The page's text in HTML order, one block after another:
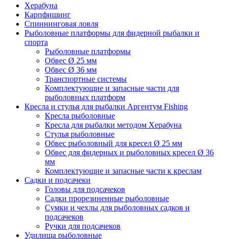
Херабуна
Карпфишинг
Спиннинговая ловля
Рыболовные платформы для фидерной рыбалки и
спорта
Рыболовные платформы
Обвес Ø 25 мм
Обвес Ø 36 мм
Транспортные системы
Комплектующие и запасные части для
рыболовных платформ
Кресла и стулья для рыбалки Аргентум Fishing
Кресла рыболовные
Кресла для рыбалки методом Херабуна
Стулья рыболовные
Обвес рыболовный для кресел Ø 25 мм
Обвес для фидерных и рыболовных кресел Ø 36
мм
Комплектующие и запасные части к креслам
Садки и подсачеки
Головы для подсачеков
Садки прорезиненные рыболовные
Сумки и чехлы для рыболовных садков и
подсачеков
Ручки для подсачеков
Удилища рыболовные